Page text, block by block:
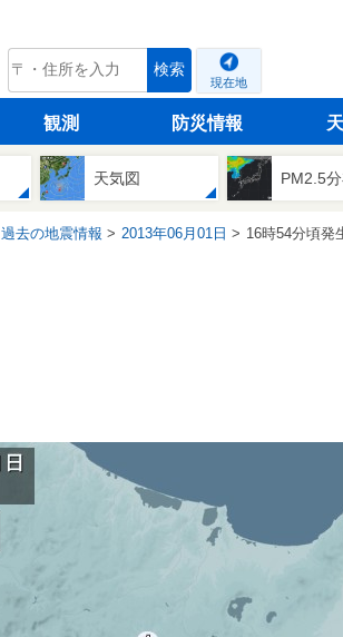
tenki.jp 検索
現在地
観測 防災情報
天気図 PM2.5
過去の地震情報 2013年06月01日 16時54分頃発